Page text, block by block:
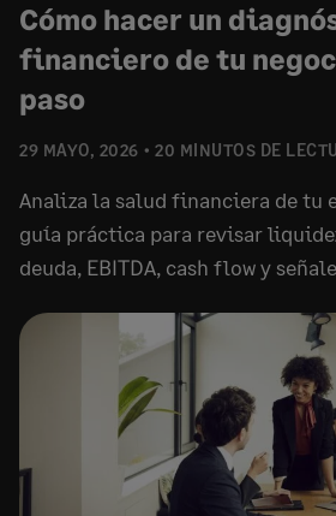
29 MAYO, 2026 20 MINUTOS DE
Cómo hacer un
financiero de tu
paso
Analiza la salud financiera de tu
guía práctica para revisar
deuda, EBITDA, cash flow y